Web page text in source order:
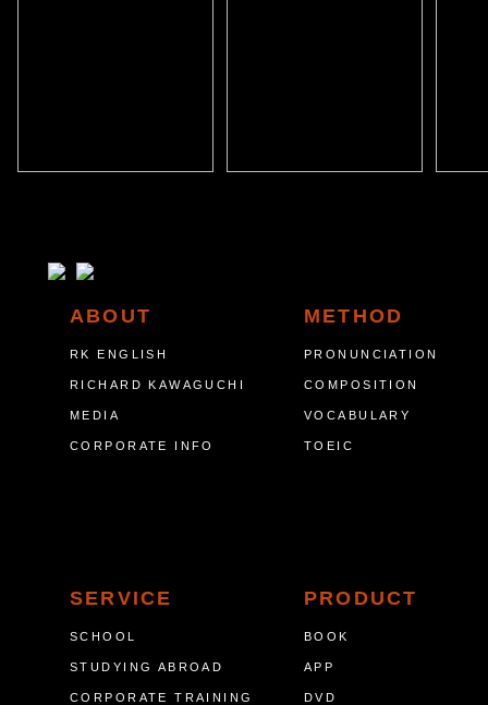
ABOUT
RK ENGLISH
RICHARD KAWAGUCHI
MEDIA
CORPORATE INFO
METHOD
PRONUNCIATION
COMPOSITION
VOCABULARY
TOEIC
SERVICE
SCHOOL
STUDYING ABROAD
CORPORATE TRAINING
PRODUCT
BOOK
APP
DVD